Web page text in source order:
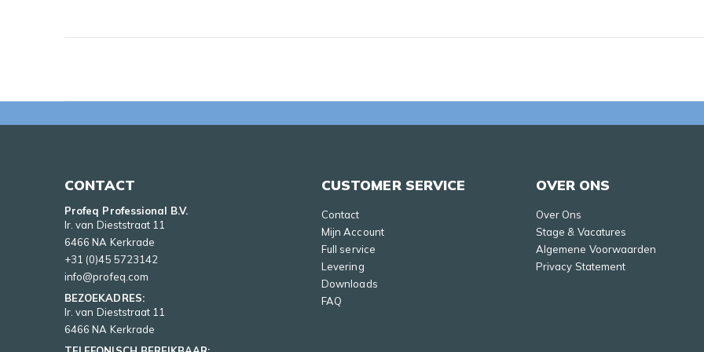
CONTACT
Profeq Professional B.V.
Ir. van Dieststraat 11
6466 NA Kerkrade
+31 (0)45 5723142
info@profeq.com
BEZOEKADRES:
Ir. van Dieststraat 11
6466 NA Kerkrade
CUSTOMER SERVICE
Contact
Mijn Account
Full service
Levering
Downloads
FAQ
OVER ONS
Over Ons
Stage & Vacatures
Algemene Voorwaarden
Privacy Statement